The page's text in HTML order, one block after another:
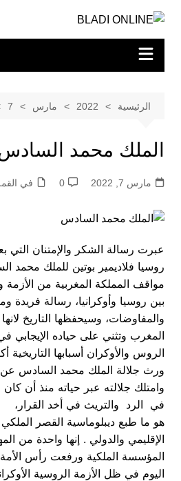
المحتوى
الرئيسية 2022 مارس 7
الملك محمد
مارس 7, 2022 0 في
عبرت رسالة الشكر والإمتنان التي
روسيا فلاديمير بوتين للملك محمد
مواقف المملكة المغربية من الأزمة
بين روسيا وأوكرانيا، رسالة
والمفاوضات، وسيحفظها التاريخ
المغرب وتثني على حياده
الروس والأوكران أسبابها التاريخية
ورث جلالة الملك محمد السادس عن
وامتلك جلالته عبر حياته منذ أن كان
في الرد والتريث في أخد القرار،
هو ما طبع ديبلوماسية القصر
الإقليمي والدولي . إنها واحدة من
المؤسسة الملكية ورفعت رأس الأمة
اليوم في ظل الأزمة الروسية